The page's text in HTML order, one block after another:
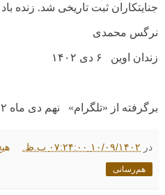
جنایتکاران ثبت تاریخی شد. زنده
نرگس محمدی
زندان اوین ۶ دی ۱۴۰۲
برگرفته از «تلگرام» نهم دی ماه ۱۴۰۲
در ۱۰/۰۹/۱۴۰۲ ۰۷:۲۴:۰۰ ب.ظ.
هم‌رسانی